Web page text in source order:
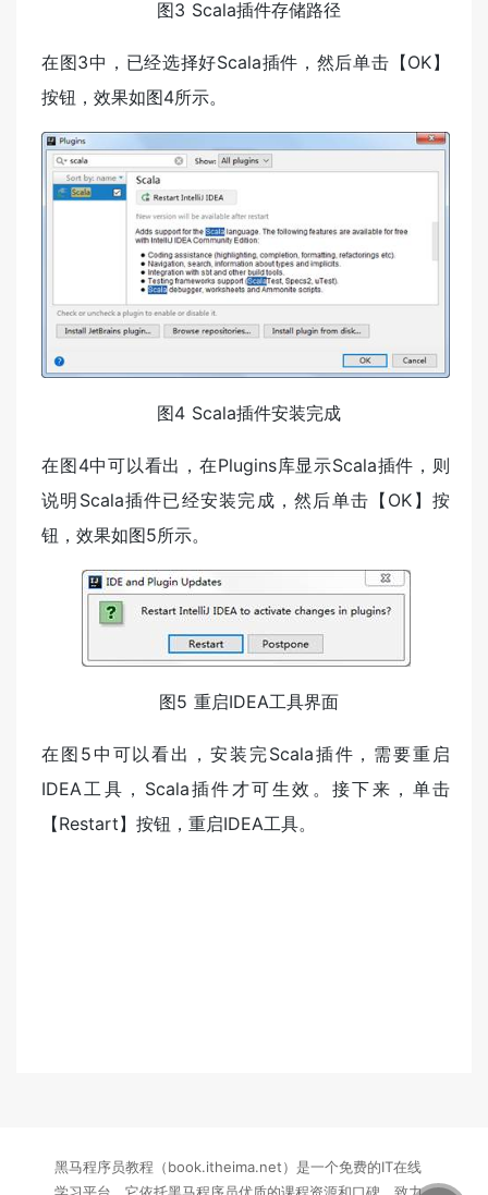
​ 图3 Scala插件存储路径
在图3中，已经选择好Scala插件，然后单击【OK】
按钮，效果如图4所示。
​ 图4 Scala插件安装完成
在图4中可以看出，在Plugins库显示Scala插件，则
说明Scala插件已经安装完成，然后单击【OK】按
钮，效果如图5所示。
​ 图5 重启IDEA工具界面
在图5中可以看出，安装完Scala插件，需要重启
IDEA工具，Scala插件才可生效。接下来，单击
【Restart】按钮，重启IDEA工具。
黑马程序员教程（book.itheima.net）是一个免费的IT在线